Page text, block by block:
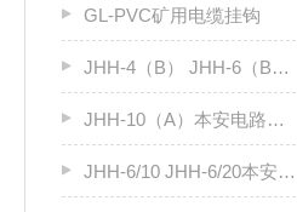
GL-PVC矿用电缆挂钩
JHH-4（B） JHH-6（B）矿用光缆接线盒
JHH-10（A）本安电路用接线盒
JHH-6/10 JHH-6/20本安电路用接线盒